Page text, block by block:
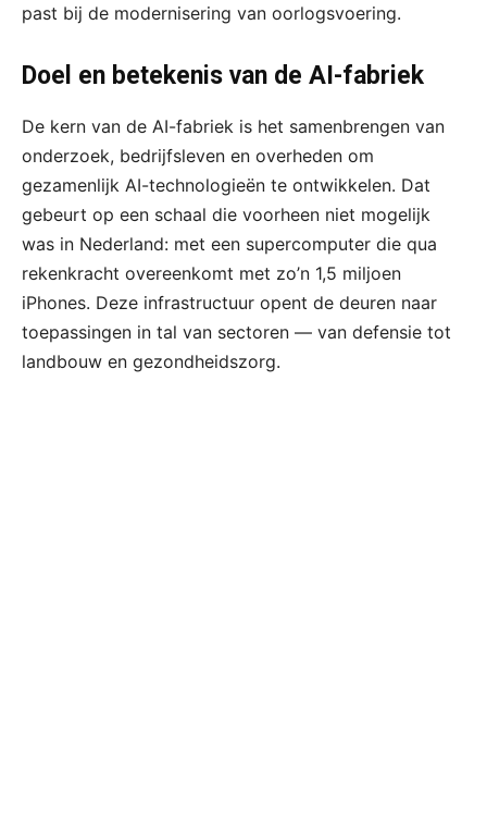
past bij de modernisering van oorlogsvoering.
Doel en betekenis van de AI-fabriek
De kern van de AI-fabriek is het samenbrengen van
onderzoek, bedrijfsleven en overheden om
gezamenlijk AI-technologieën te ontwikkelen. Dat
gebeurt op een schaal die voorheen niet mogelijk
was in Nederland: met een supercomputer die qua
rekenkracht overeenkomt met zo’n 1,5 miljoen
iPhones. Deze infrastructuur opent de deuren naar
toepassingen in tal van sectoren — van defensie tot
landbouw en gezondheidszorg.